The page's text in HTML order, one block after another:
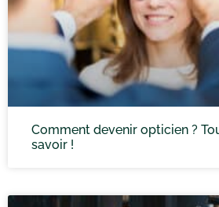
Comment devenir opticien ?
savoir !